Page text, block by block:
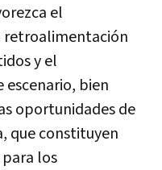
el
retroalimentación
y el
escenario, bien
oportunidades de
que constituyen
los